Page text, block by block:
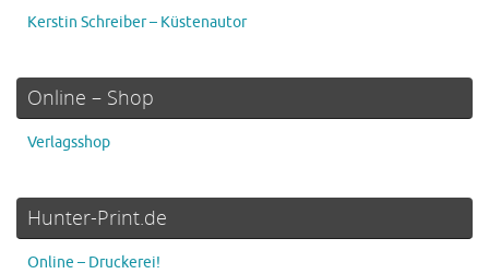
Kerstin Schreiber – Küstenautor
Online – Shop
Verlagsshop
Hunter-Print.de
Online – Druckerei!